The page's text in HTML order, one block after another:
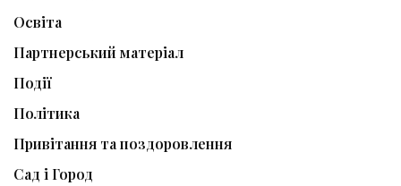
Освіта
Партнерський матеріал
Події
Політика
Привітання та поздоровлення
Сад і Город